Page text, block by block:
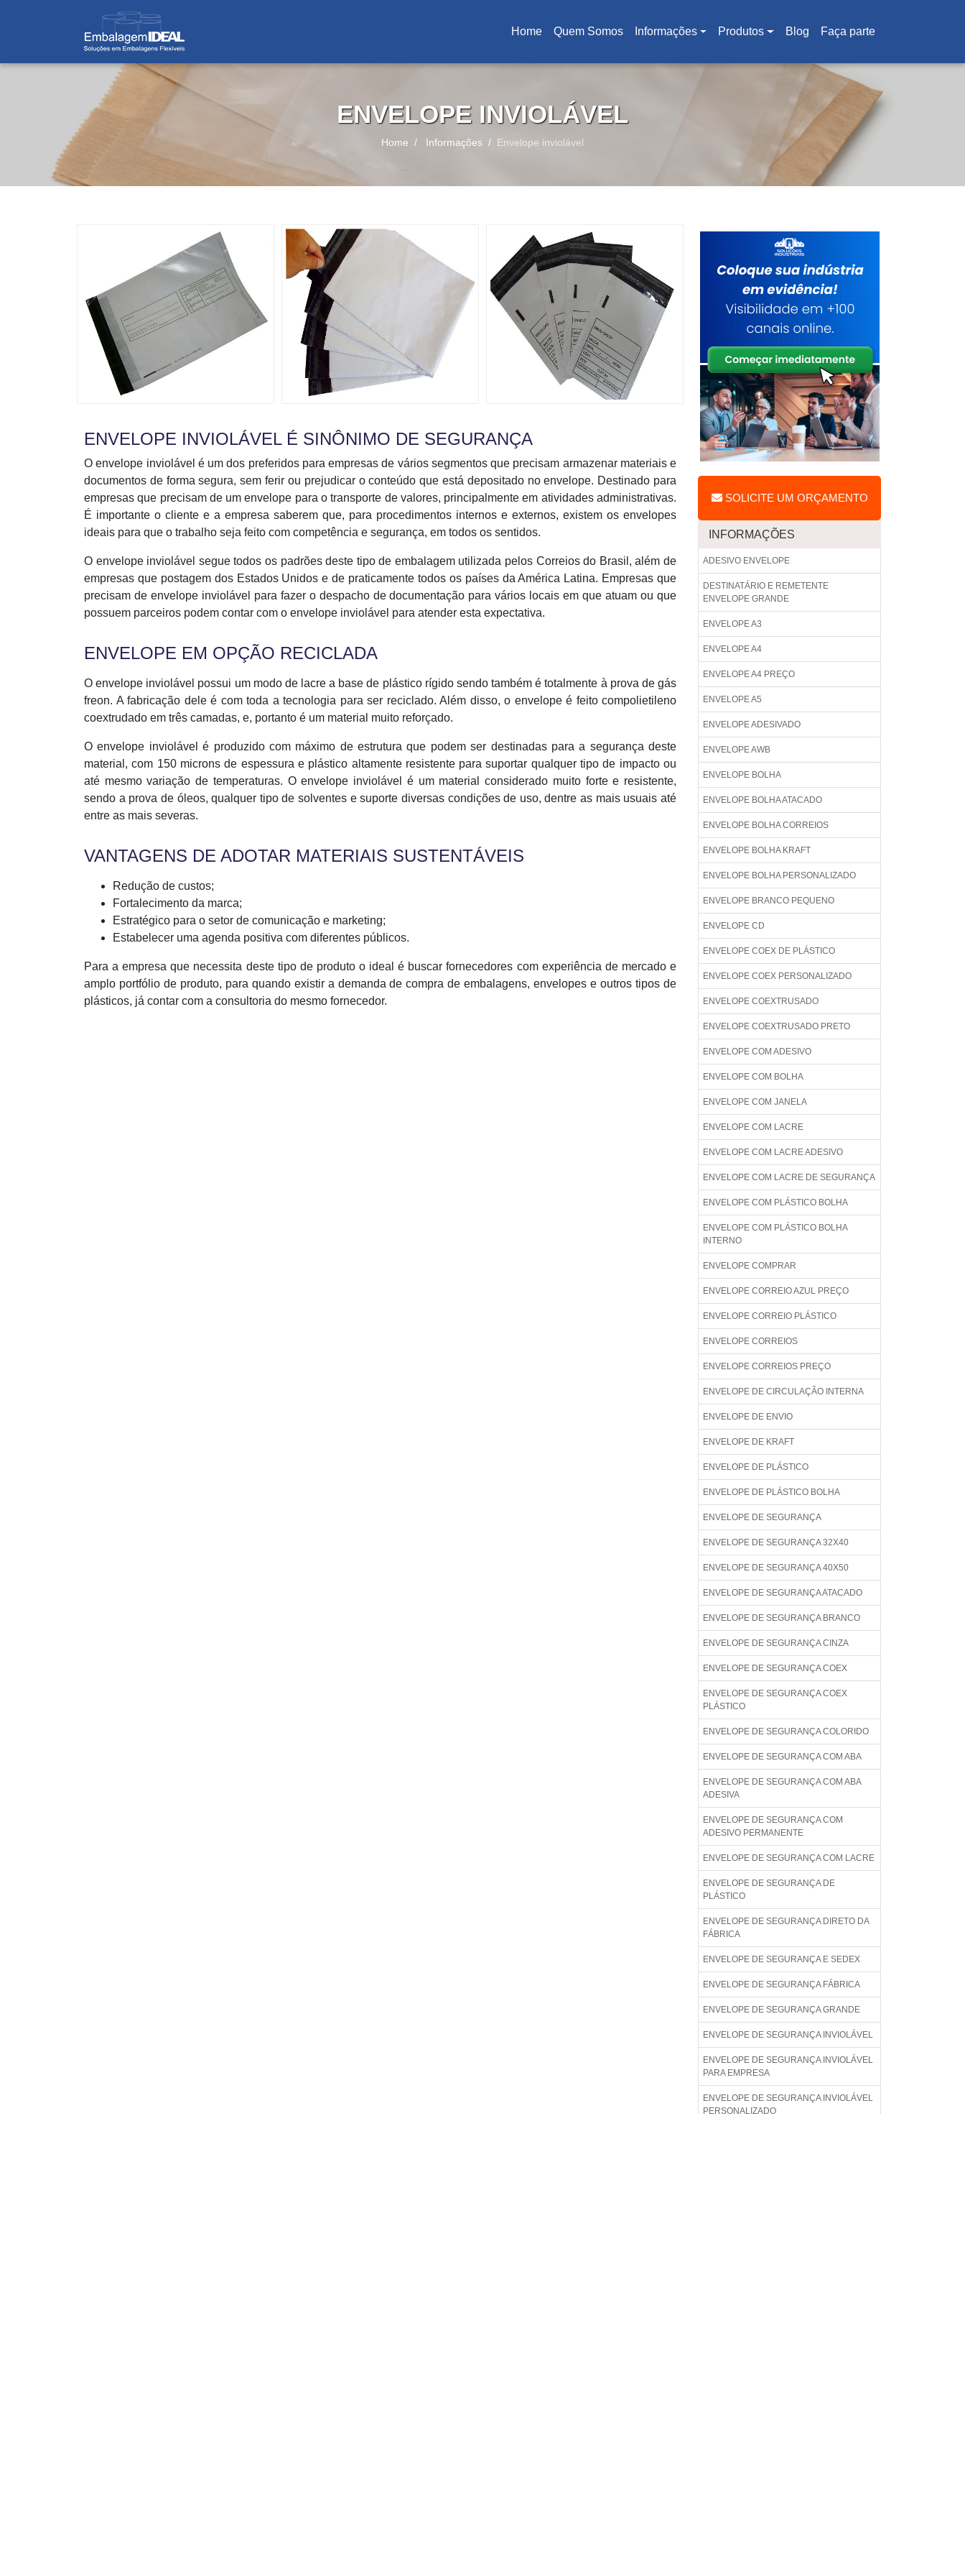
Home
(current)
Quem Somos Informações Produtos Blog Faça parte
ENVELOPE INVIOLÁVEL
Home Informações Envelope inviolável
ENVELOPE INVIOLÁVEL É SINÔNIMO DE SEGURANÇA
O envelope inviolável é um dos preferidos para empresas de vários segmentos que precisam armazenar materiais e
documentos de forma segura, sem ferir ou prejudicar o conteúdo que está depositado no envelope. Destinado para
empresas que precisam de um envelope para o transporte de valores, principalmente em atividades administrativas.
É importante o cliente e a empresa saberem que, para procedimentos internos e externos, existem os envelopes
ideais para que o trabalho seja feito com competência e segurança, em todos os sentidos.
O envelope inviolável segue todos os padrões deste tipo de embalagem utilizada pelos Correios do Brasil, além de
empresas que postagem dos Estados Unidos e de praticamente todos os países da América Latina. Empresas que
precisam de envelope inviolável para fazer o despacho de documentação para vários locais em que atuam ou que
possuem parceiros podem contar com o envelope inviolável para atender esta expectativa.
ENVELOPE EM OPÇÃO RECICLADA
O envelope inviolável possui um modo de lacre a base de plástico rígido sendo também é totalmente à prova de gás
freon. A fabricação dele é com toda a tecnologia para ser reciclado. Além disso, o envelope é feito compolietileno
coextrudado em três camadas, e, portanto é um material muito reforçado.
O envelope inviolável é produzido com máximo de estrutura que podem ser destinadas para a segurança deste
material, com 150 microns de espessura e plástico altamente resistente para suportar qualquer tipo de impacto ou
até mesmo variação de temperaturas. O envelope inviolável é um material considerado muito forte e resistente,
sendo a prova de óleos, qualquer tipo de solventes e suporte diversas condições de uso, dentre as mais usuais até
entre as mais severas.
VANTAGENS DE ADOTAR MATERIAIS SUSTENTÁVEIS
Redução de custos;
Fortalecimento da marca;
Estratégico para o setor de comunicação e marketing;
Estabelecer uma agenda positiva com diferentes públicos.
Para a empresa que necessita deste tipo de produto o ideal é buscar fornecedores com experiência de mercado e
amplo portfólio de produto, para quando existir a demanda de compra de embalagens, envelopes e outros tipos de
plásticos, já contar com a consultoria do mesmo fornecedor.
SOLICITE UM ORÇAMENTO
INFORMAÇÕES
ADESIVO ENVELOPE
DESTINATÁRIO E REMETENTE
ENVELOPE GRANDE
ENVELOPE A3
ENVELOPE A4
ENVELOPE A4 PREÇO
ENVELOPE A5
ENVELOPE ADESIVADO
ENVELOPE AWB
ENVELOPE BOLHA
ENVELOPE BOLHA ATACADO
ENVELOPE BOLHA CORREIOS
ENVELOPE BOLHA KRAFT
ENVELOPE BOLHA PERSONALIZADO
ENVELOPE BRANCO PEQUENO
ENVELOPE CD
ENVELOPE COEX DE PLÁSTICO
ENVELOPE COEX PERSONALIZADO
ENVELOPE COEXTRUSADO
ENVELOPE COEXTRUSADO PRETO
ENVELOPE COM ADESIVO
ENVELOPE COM BOLHA
ENVELOPE COM JANELA
ENVELOPE COM LACRE
ENVELOPE COM LACRE ADESIVO
ENVELOPE COM LACRE DE SEGURANÇA
ENVELOPE COM PLÁSTICO BOLHA
ENVELOPE COM PLÁSTICO BOLHA
INTERNO
ENVELOPE COMPRAR
ENVELOPE CORREIO AZUL PREÇO
ENVELOPE CORREIO PLÁSTICO
ENVELOPE CORREIOS
ENVELOPE CORREIOS PREÇO
ENVELOPE DE CIRCULAÇÃO INTERNA
ENVELOPE DE ENVIO
ENVELOPE DE KRAFT
ENVELOPE DE PLÁSTICO
ENVELOPE DE PLÁSTICO BOLHA
ENVELOPE DE SEGURANÇA
ENVELOPE DE SEGURANÇA 32X40
ENVELOPE DE SEGURANÇA 40X50
ENVELOPE DE SEGURANÇA ATACADO
ENVELOPE DE SEGURANÇA BRANCO
ENVELOPE DE SEGURANÇA CINZA
ENVELOPE DE SEGURANÇA COEX
ENVELOPE DE SEGURANÇA COEX
PLÁSTICO
ENVELOPE DE SEGURANÇA COLORIDO
ENVELOPE DE SEGURANÇA COM ABA
ENVELOPE DE SEGURANÇA COM ABA
ADESIVA
ENVELOPE DE SEGURANÇA COM
ADESIVO PERMANENTE
ENVELOPE DE SEGURANÇA COM LACRE
ENVELOPE DE SEGURANÇA DE
PLÁSTICO
ENVELOPE DE SEGURANÇA DIRETO DA
FÁBRICA
ENVELOPE DE SEGURANÇA E SEDEX
ENVELOPE DE SEGURANÇA FÁBRICA
ENVELOPE DE SEGURANÇA GRANDE
ENVELOPE DE SEGURANÇA INVIOLÁVEL
ENVELOPE DE SEGURANÇA INVIOLÁVEL
PARA EMPRESA
ENVELOPE DE SEGURANÇA INVIOLÁVEL
PERSONALIZADO